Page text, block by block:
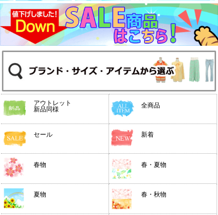
アウトレット
新品同様
全商品
セール 新着
春物 春・夏物
夏物 春・秋物